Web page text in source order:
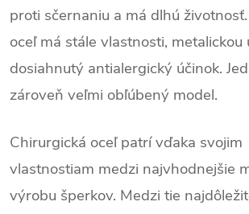
proti sčernaniu a má dlhú
oceľ má stále vlastnosti, metalickou
dosiahnutý antialergický účinok.
zároveň veľmi obľúbený model.
Chirurgická oceľ patrí vďaka svojim
vlastnostiam medzi najvhodnejšie
výrobu šperkov. Medzi tie